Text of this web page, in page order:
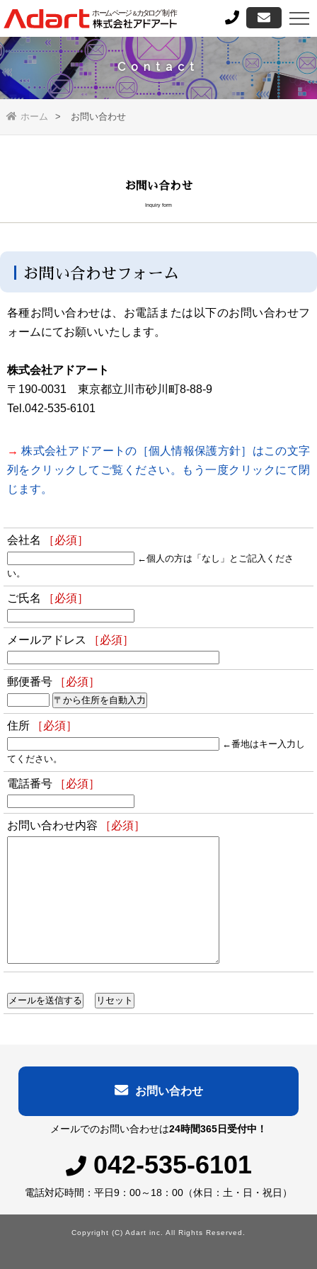
Contact
ホーム お問い合わせ
お問い合わせ
Inquiry form
お問い合わせフォーム
各種お問い合わせは、お電話または以下のお問い合わせフ
ォームにてお願いいたします。
株式会社アドアート
〒190-0031 東京都立川市砂川町8-88-9
Tel.042-535-6101
→ 株式会社アドアートの［個人情報保護方針］はこの文字
列をクリックしてご覧ください。もう一度クリックにて閉
じます。
会社名 ［必須］
←個人の方は「なし」とご記入くださ
い。
ご氏名 ［必須］
メールアドレス ［必須］
郵便番号 ［必須］
住所 ［必須］
←番地はキー入力し
てください。
電話番号 ［必須］
お問い合わせ内容 ［必須］
お問い合わせ
メールでのお問い合わせは24時間365日受付中！
042-535-6101
電話対応時間：平日9：00～18：00（休日：土・日・祝日）
Copyright (C) Adart inc. All Rights Reserved.